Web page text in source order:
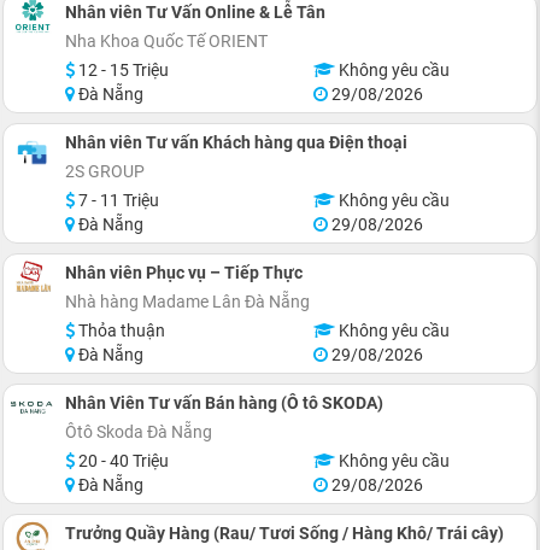
Nhân viên Tư Vấn Online & Lễ Tân
Nha Khoa Quốc Tế ORIENT
12 - 15 Triệu
Không yêu cầu
Đà Nẵng
29/08/2026
Nhân viên Tư vấn Khách hàng qua Điện thoại
2S GROUP
7 - 11 Triệu
Không yêu cầu
Đà Nẵng
29/08/2026
Nhân viên Phục vụ – Tiếp Thực
Nhà hàng Madame Lân Đà Nẵng
Thỏa thuận
Không yêu cầu
Đà Nẵng
29/08/2026
Nhân Viên Tư vấn Bán hàng (Ô tô SKODA)
Ôtô Skoda Đà Nẵng
20 - 40 Triệu
Không yêu cầu
Đà Nẵng
29/08/2026
Trưởng Quầy Hàng (Rau/ Tươi Sống / Hàng Khô/ Trái cây)